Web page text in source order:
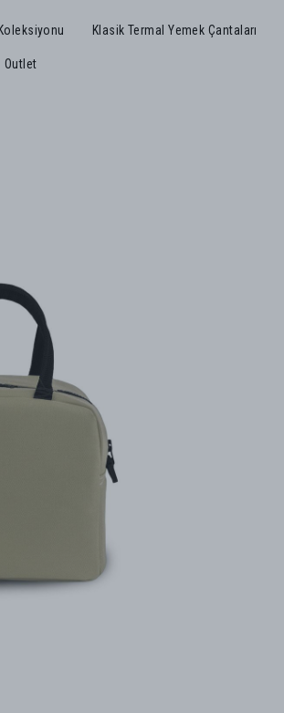
Klasik Termal Yemek Çantaları
Outlet